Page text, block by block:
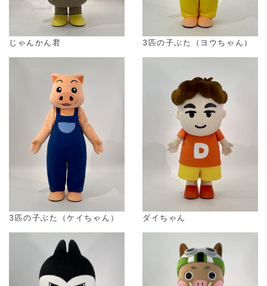
じゃんかん君 3匹の子ぶた（ヨウちゃん）
3匹の子ぶた（ケイちゃん） ダイちゃん